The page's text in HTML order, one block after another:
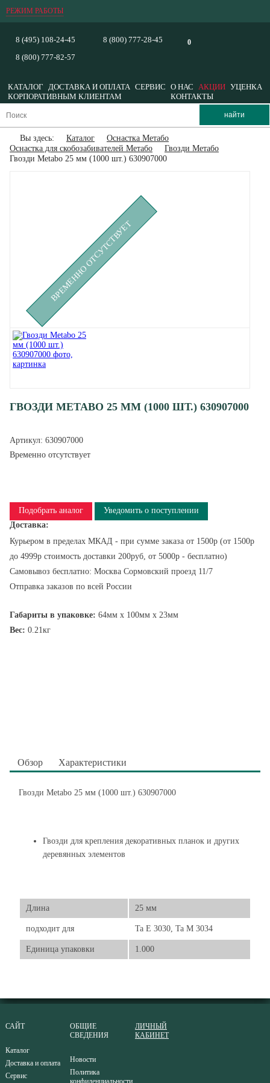
РЕЖИМ РАБОТЫ
0
8 (495) 108-24-45
8 (800) 777-82-57
8 (800) 777-28-45
КАТАЛОГ ДОСТАВКА И ОПЛАТА СЕРВИС О НАС АКЦИИ УЦЕНКА
КОРПОРАТИВНЫМ КЛИЕНТАМ
КОНТАКТЫ
Вы здесь: Каталог
Оснастка Метабо
Оснастка для скобозабивателей Метабо
Гвозди Метабо
Гвозди Metabo 25 мм (1000 шт.) 630907000
ВРЕМЕННО ОТСУТСТВУЕТ
ГВОЗДИ METABO 25 ММ (1000 ШТ.) 630907000
Артикул: 630907000
Временно отсутствует
Подобрать аналог
Уведомить о поступлении
Доставка:
Курьером в пределах МКАД - при сумме заказа от 1500р (от 1500р
до 4999р стоимость доставки 200руб, от 5000р - бесплатно)
Самовывоз бесплатно: Москва Сормовский проезд 11/7
Отправка заказов по всей России
Габариты в упаковке: 64мм x 100мм x 23мм
Вес: 0.21кг
Обзор Характеристики
Гвозди Metabo 25 мм (1000 шт.) 630907000
Гвозди для крепления декоративных планок и других
деревянных элементов
Длина 25 мм
подходит для Ta E 3030, Ta M 3034
Единица упаковки 1.000
САЙТ
Каталог
Доставка и оплата
Сервис
ОБЩИЕ
СВЕДЕНИЯ
Новости
Политика
конфиденциальности
ЛИЧНЫЙ
КАБИНЕТ